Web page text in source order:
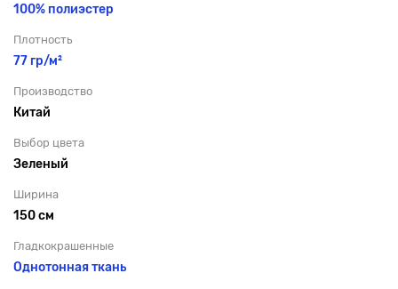
100% полиэстер
Плотность
77 гр/м²
Производство
Китай
Выбор цвета
Зеленый
Ширина
150 см
Гладкокрашенные
Однотонная ткань